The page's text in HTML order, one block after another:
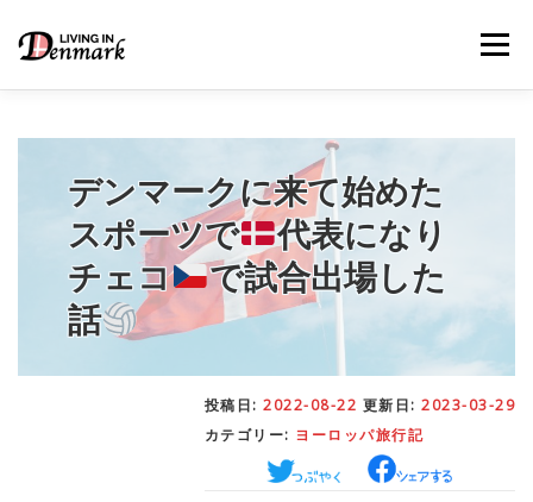
メニュー
LIFE TIPS– 生活便利帳 FOOD– ごはん事情
STUDY– 留学関連情報
WORK– デンマークの働き方
– 日本人の考察
デンマークに来て始めた
スポーツで
代表になり
チェコ
で試合出場した
話
投稿日: 2022-08-22 更新日: 2023-03-29
カテゴリー: ヨーロッパ旅行記